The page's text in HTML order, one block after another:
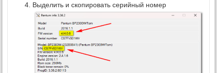
Выделить и скопировать серийный номер